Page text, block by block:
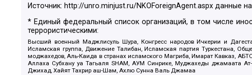
Источник: http://unro.minjust.ru/NKOForeignAgent.aspx данные
* Единый федеральный список организаций, в том числе
террористическими:
Высший военный Маджлисуль Шура, Конгресс народов Ичкерии и
Исламская группа, Движение Талибан, Исламская партия Туркестана,
моджахедов, Аль-Каида в странах исламского Магриба, Имарат Кавказ,
Аллаха Субхану уа Тагьаля SHAM, АУМ Синрике, Муджахеды джамаата
Джихад, Хайят Тахрир аш-Шам, Ахлю Сунна Валь Джамаа